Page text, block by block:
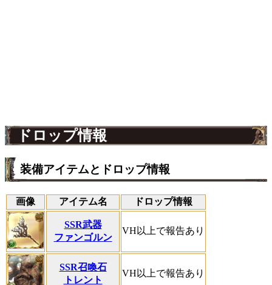
ドロップ情報
装備アイテムとドロップ情報
画像 アイテム名 ドロップ情報
SSR武器
ファンゴルン
VH以上で報告あり
SSR召喚石
トレント
VH以上で報告あり